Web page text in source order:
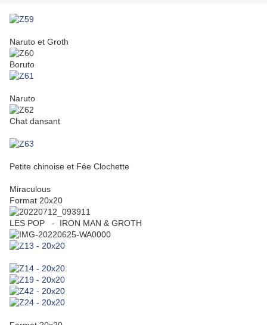
Naruto et Groth
Boruto
Naruto
Chat dansant
Petite chinoise et Fée Clochette
Miraculous
Format 20x20
LES POP - IRON MAN & GROTH